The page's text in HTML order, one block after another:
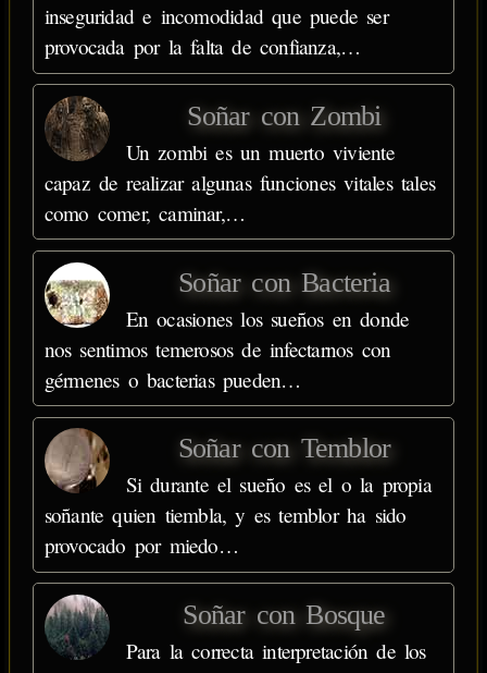
inseguridad e incomodidad que puede ser
provocada por la falta de confianza,…
Soñar con Zombi
Un zombi es un muerto viviente
capaz de realizar algunas funciones vitales tales
como comer, caminar,…
Soñar con Bacteria
En ocasiones los sueños en donde
nos sentimos temerosos de infectarnos con
gérmenes o bacterias pueden…
Soñar con Temblor
Si durante el sueño es el o la propia
soñante quien tiembla, y es temblor ha sido
provocado por miedo…
Soñar con Bosque
Para la correcta interpretación de los